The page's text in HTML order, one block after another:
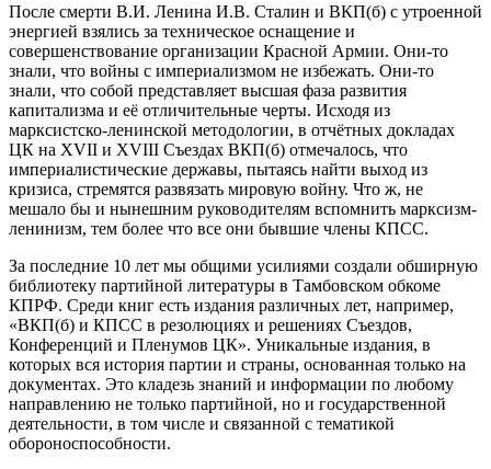
После смерти В.И. Ленина И.В. Сталин и ВКП(б) с утроенной
энергией взялись за техническое оснащение и
совершенствование организации Красной Армии. Они-то
знали, что войны с империализмом не избежать. Они-то
знали, что собой представляет высшая фаза развития
капитализма и её отличительные черты. Исходя из
марксистско-ленинской методологии, в отчётных докладах
ЦК на XVII и XVIII Съездах ВКП(б) отмечалось, что
империалистические державы, пытаясь найти выход из
кризиса, стремятся развязать мировую войну. Что ж, не
мешало бы и нынешним руководителям вспомнить марксизм-
ленинизм, тем более что все они бывшие члены КПСС.
За последние 10 лет мы общими усилиями создали обширную
библиотеку партийной литературы в Тамбовском обкоме
КПРФ. Среди книг есть издания различных лет, например,
«ВКП(б) и КПСС в резолюциях и решениях Съездов,
Конференций и Пленумов ЦК». Уникальные издания, в
которых вся история партии и страны, основанная только на
документах. Это кладезь знаний и информации по любому
направлению не только партийной, но и государственной
деятельности, в том числе и связанной с тематикой
обороноспособности.